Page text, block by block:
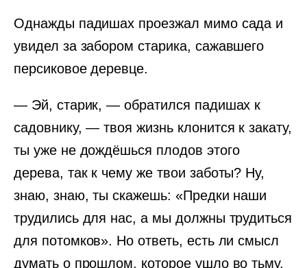
Однажды падишах проезжал мимо сада и
увидел за забором старика, сажавшего
персиковое деревце.
— Эй, старик, — обратился падишах к
садовнику, — твоя жизнь клонится к закату,
ты уже не дождёшься плодов этого
дерева, так к чему же твои заботы? Ну,
знаю, знаю, ты скажешь: «Предки наши
трудились для нас, а мы должны трудиться
для потомков». Но ответь, есть ли смысл
думать о прошлом, которое ушло во тьму,